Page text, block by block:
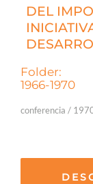
DEL
Folder:
1966-1970
conferencia /